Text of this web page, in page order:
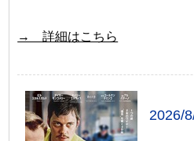
→ 詳細はこちら
2026/